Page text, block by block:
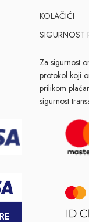
KOLAČIĆI
SIGURNOST
Za sigurnost
protokol koji
prilikom
sigurnost